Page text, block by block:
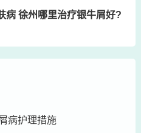
病 徐州哪里治疗银牛屑好?
病护理措施